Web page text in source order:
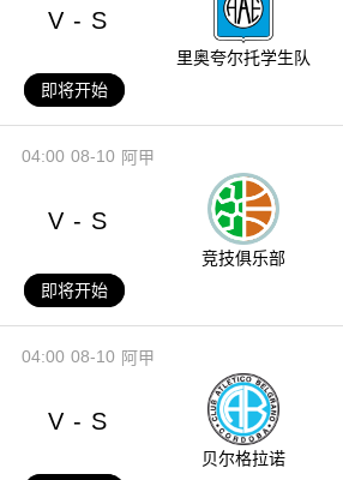
V - S
里奥夸尔托学生队
即将开始
08-10
04:00 阿甲
V - S
竞技俱乐部
即将开始
08-10
04:00 阿甲
V - S
贝尔格拉诺